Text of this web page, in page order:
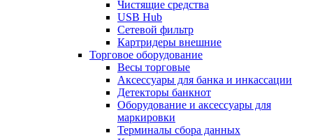
Чистящие средства
USB Hub
Сетевой фильтр
Картридеры внешние
Торговое оборудование
Весы торговые
Аксессуары для банка и инкассации
Детекторы банкнот
Оборудование и аксессуары для
маркировки
Терминалы сбора данных